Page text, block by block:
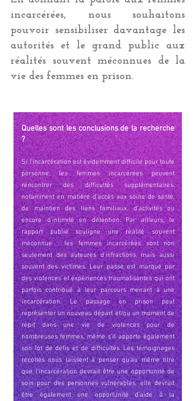
incarcérées, nous souhaitons
pouvoir sensibiliser davantage les
autorités et le grand public aux
réalités souvent méconnues de la
vie des femmes en prison.
Quelles sont les conclusions de la recherche
?
Si l’incarcération est évidemment difficile pour toute
personne, les femmes incarcérées peuvent
rencontrer des difficultés supplémentaires,
notamment en matière d’accès aux soins de santé,
de maintien des liens familiaux, d’activités ou
encore d’intimité en détention. Par ailleurs, le
rapport publié souligne une réalité souvent
méconnue : les femmes incarcérées sont non
seulement des auteures d'infractions, mais aussi
souvent des victimes. Leur passé est marqué par
des violences et expériences traumatisantes qui ont
parfois contribué à leur parcours menant à une
incarcération. Le passage en prison peut
représenter un nouveau départ et/ou un moment de
répit dans une vie de violences pour de
nombreuses femmes, même s’il apporte également
son lot de défis et de difficultés. Les témoignages
récoltés nous laissent à penser qu’au même titre
que l’incarcération devrait être une opportunité de
soin pour des personnes vulnérables, elle devrait
être également une opportunité d’aide à la